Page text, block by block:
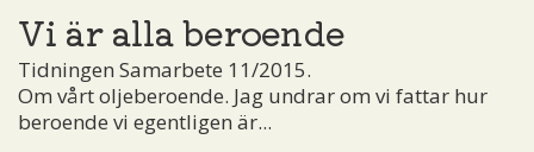
Vi är alla beroende
Tidningen Samarbete 11/2015.
Om vårt oljeberoende. Jag undrar om vi fattar hur
beroende vi egentligen är...